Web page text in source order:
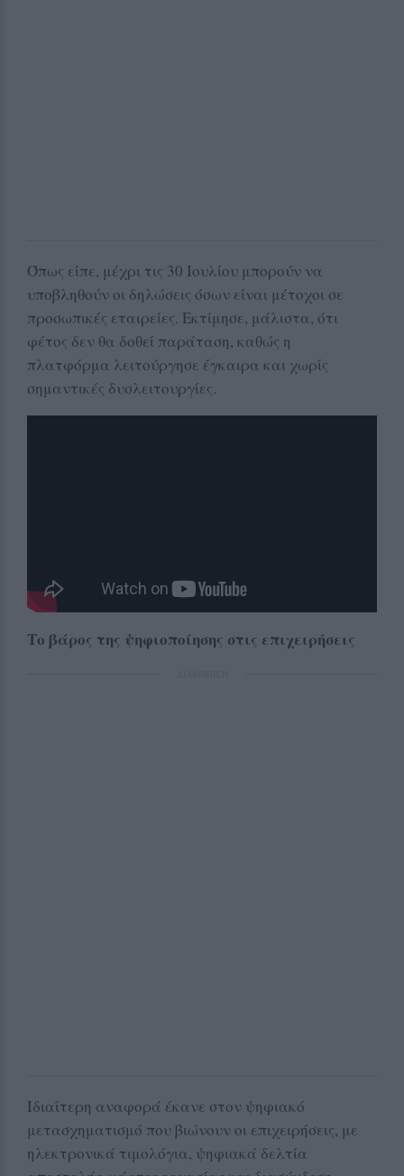
Όπως είπε, μέχρι τις 30 Ιουλίου μπορούν να
υποβληθούν οι δηλώσεις όσων είναι μέτοχοι σε
προσωπικές εταιρείες. Εκτίμησε, μάλιστα, ότι
φέτος δεν θα δοθεί παράταση, καθώς η
πλατφόρμα λειτούργησε έγκαιρα και χωρίς
σημαντικές δυσλειτουργίες.
Το βάρος της ψηφιοποίησης στις επιχειρήσεις
Ιδιαίτερη αναφορά έκανε στον ψηφιακό
μετασχηματισμό που βιώνουν οι επιχειρήσεις, με
ηλεκτρονικά τιμολόγια, ψηφιακά δελτία